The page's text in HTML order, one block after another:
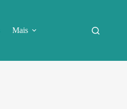
Mais